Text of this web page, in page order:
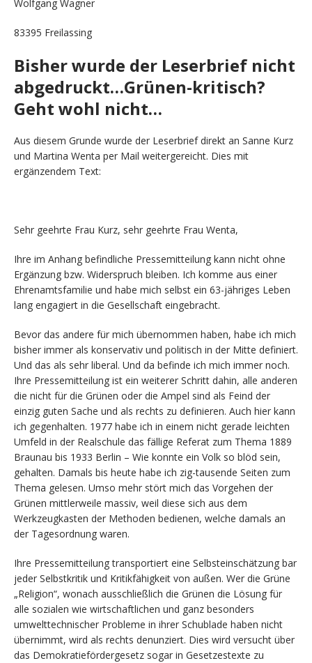
Wolfgang Wagner
83395 Freilassing
Bisher wurde der Leserbrief nicht
abgedruckt…Grünen-kritisch?
Geht wohl nicht…
Aus diesem Grunde wurde der Leserbrief direkt an Sanne Kurz
und Martina Wenta per Mail weitergereicht. Dies mit
ergänzendem Text:
Sehr geehrte Frau Kurz, sehr geehrte Frau Wenta,
Ihre im Anhang befindliche Pressemitteilung kann nicht ohne
Ergänzung bzw. Widerspruch bleiben. Ich komme aus einer
Ehrenamtsfamilie und habe mich selbst ein 63-jähriges Leben
lang engagiert in die Gesellschaft eingebracht.
Bevor das andere für mich übernommen haben, habe ich mich
bisher immer als konservativ und politisch in der Mitte definiert.
Und das als sehr liberal. Und da befinde ich mich immer noch.
Ihre Pressemitteilung ist ein weiterer Schritt dahin, alle anderen
die nicht für die Grünen oder die Ampel sind als Feind der
einzig guten Sache und als rechts zu definieren. Auch hier kann
ich gegenhalten. 1977 habe ich in einem nicht gerade leichten
Umfeld in der Realschule das fällige Referat zum Thema 1889
Braunau bis 1933 Berlin – Wie konnte ein Volk so blöd sein,
gehalten. Damals bis heute habe ich zig-tausende Seiten zum
Thema gelesen. Umso mehr stört mich das Vorgehen der
Grünen mittlerweile massiv, weil diese sich aus dem
Werkzeugkasten der Methoden bedienen, welche damals an
der Tagesordnung waren.
Ihre Pressemitteilung transportiert eine Selbsteinschätzung bar
jeder Selbstkritik und Kritikfähigkeit von außen. Wer die Grüne
„Religion“, wonach ausschließlich die Grünen die Lösung für
alle sozialen wie wirtschaftlichen und ganz besonders
umwelttechnischer Probleme in ihrer Schublade haben nicht
übernimmt, wird als rechts denunziert. Dies wird versucht über
das Demokratiefördergesetz sogar in Gesetzestexte zu